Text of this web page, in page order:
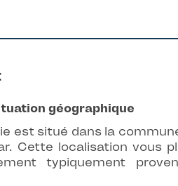
géographique
est situé dans la
Cette localisation vous
typiquement